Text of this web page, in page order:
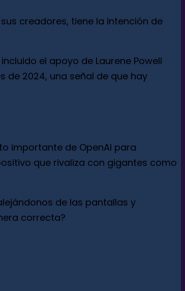
creadores, tiene la intención de
el apoyo de Laurene Powell
de 2024, una señal de que hay
importante de OpenAI para
que rivaliza con gigantes como
de las pantallas y
correcta?